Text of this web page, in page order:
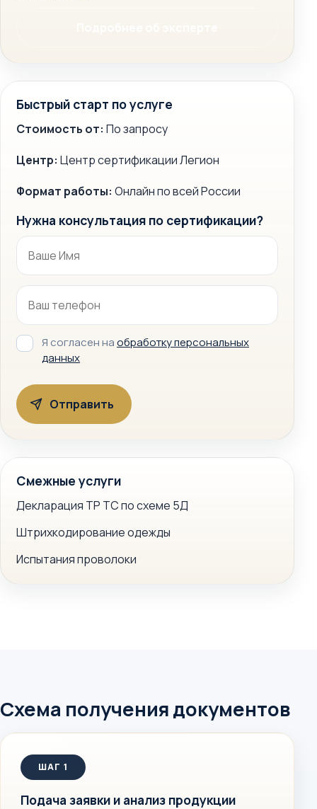
Быстрый старт по услуге
Стоимость от: По запросу
Центр: Центр сертификации Легион
Формат работы: Онлайн по всей России
Нужна консультация по сертификации?
Я согласен наобработку персональных
данных
Смежные услуги
Декларация ТР ТС по схеме 5Д
Штрихкодирование одежды
Испытания проволоки
Схема получения документов
Подача заявки и анализ продукции